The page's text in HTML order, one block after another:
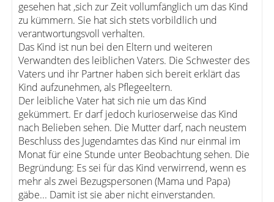
gesehen hat ,sich zur Zeit vollumfänglich um das Kind
zu kümmern. Sie hat sich stets vorbildlich und
verantwortungsvoll verhalten.
Das Kind ist nun bei den Eltern und weiteren
Verwandten des leiblichen Vaters. Die Schwester des
Vaters und ihr Partner haben sich bereit erklärt das
Kind aufzunehmen, als Pflegeeltern.
Der leibliche Vater hat sich nie um das Kind
gekümmert. Er darf jedoch kurioserweise das Kind
nach Belieben sehen. Die Mutter darf, nach neustem
Beschluss des Jugendamtes das Kind nur einmal im
Monat für eine Stunde unter Beobachtung sehen. Die
Begründung: Es sei für das Kind verwirrend, wenn es
mehr als zwei Bezugspersonen (Mama und Papa)
gäbe... Damit ist sie aber nicht einverstanden.